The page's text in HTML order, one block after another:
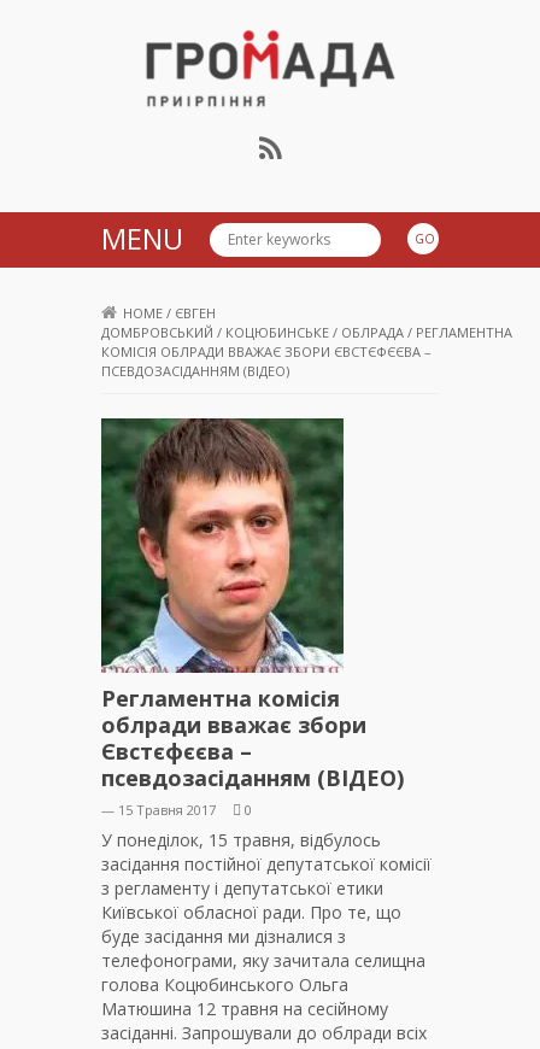
Громада Приірпіння
MENU
HOME / ЄВГЕН
ДОМБРОВСЬКИЙ / КОЦЮБИНСЬКЕ / ОБЛРАДА / РЕГЛАМЕНТНА
КОМІСІЯ ОБЛРАДИ ВВАЖАЄ ЗБОРИ ЄВСТЄФЄЄВА –
ПСЕВДОЗАСІДАННЯМ (ВІДЕО)
Регламентна комісія
облради вважає збори
Євстєфєєва –
псевдозасіданням (ВІДЕО)
— 15 Травня 2017 0
У понеділок, 15 травня, відбулось
засідання постійної депутатської комісії
з регламенту і депутатської етики
Київської обласної ради. Про те, що
буде засідання ми дізналися з
телефонограми, яку зачитала селищна
голова Коцюбинського Ольга
Матюшина 12 травня на сесійному
засіданні. Запрошували до облради всіх